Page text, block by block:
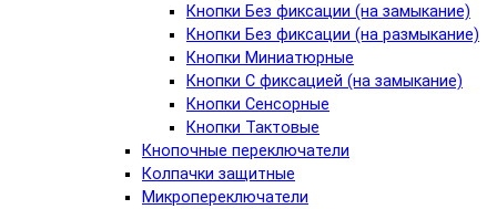
Кнопки Без фиксации (на замыкание)
Кнопки Без фиксации (на размыкание)
Кнопки Миниатюрные
Кнопки С фиксацией (на замыкание)
Кнопки Сенсорные
Кнопки Тактовые
Кнопочные переключатели
Колпачки защитные
Микропереключатели